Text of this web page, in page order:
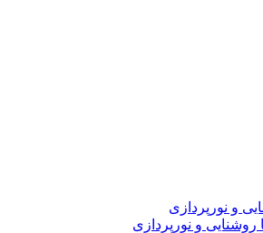
و نورپردازی
روشنایی و نورپردازی